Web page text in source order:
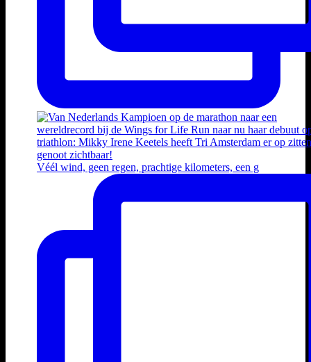
Véél wind, geen regen, prachtige kilometers, een g